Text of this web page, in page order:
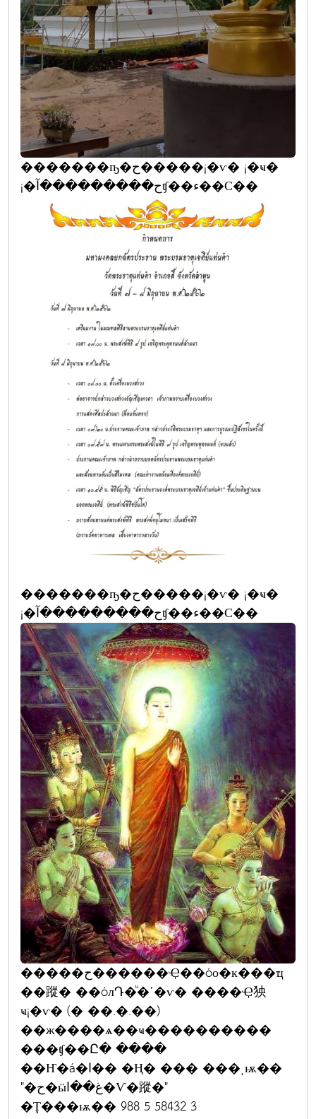
�������ҧ�ح�����¡�ѵ� ¡�ҹ�
¡�ح���������آʧ��ء��С��
�������ҧ�ح�����¡�ѵ� ¡�ҹ�
¡�ح���������آʧ��ء��С��
�����ح������Ҿ��óо�к���ҵ
��蹤� ��óлԴ�ͧ�ʹ�ѵ� ����Ҿ㹧
ҹ¡�ѵ� (� ��.�.��)
��ж����ѧ��ҹ����������
���ʧ��Ը� ����
��Ҥ�á�ا�� �Ң� ��� ���ͺѭ��
"�ح�ӹغ��ا�Ѵ�蹤�"
�Ţ���ѭ�� 988 5 58432 3